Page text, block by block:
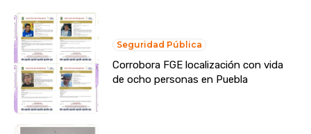
Seguridad Pública
Corrobora FGE localización con vida
de ocho personas en Puebla